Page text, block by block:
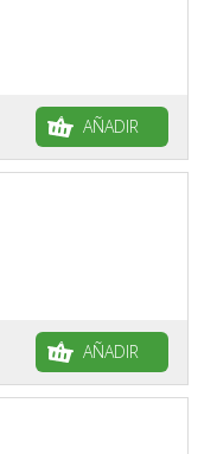
AÑADIR
AÑADIR